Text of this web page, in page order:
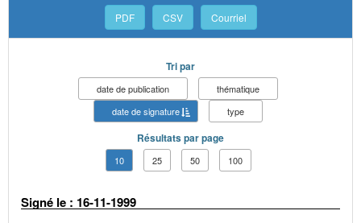
PDF CSV Courriel
Tri par
date de publication
thématique
date de signature
type
Résultats par page
10 25 50 100
Signé le : 16-11-1999